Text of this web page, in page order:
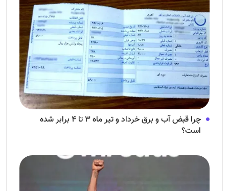
چرا قبض آب و برق خرداد و تیر ماه ۳ تا ۴ برابر شده
است؟